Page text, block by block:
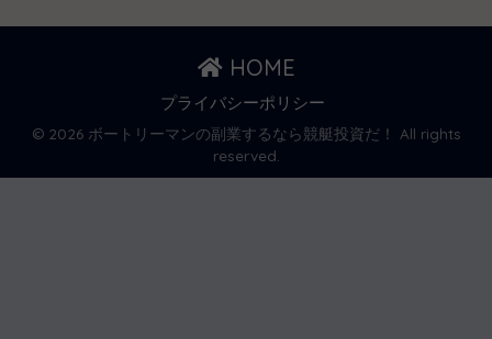
HOME
プライバシーポリシー
© 2026 ボートリーマンの副業するなら競艇投資だ！ All rights
reserved.